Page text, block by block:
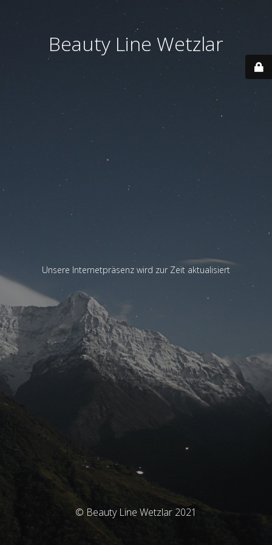
Beauty Line Wetzlar
Unsere Internetpräsenz wird zur Zeit aktualisiert
© Beauty Line Wetzlar 2021